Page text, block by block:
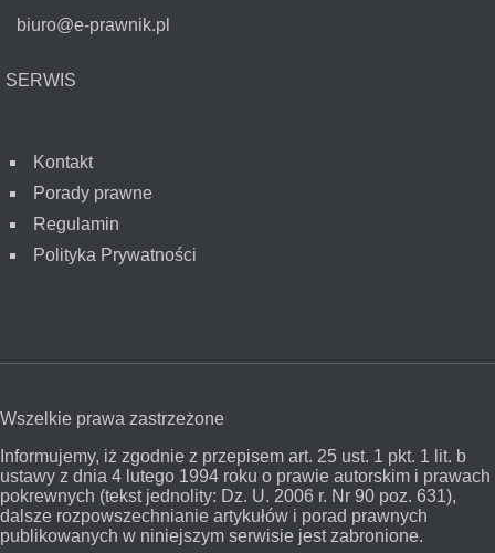
biuro@e-prawnik.pl
SERWIS
Kontakt
Porady prawne
Regulamin
Polityka Prywatności
Wszelkie prawa zastrzeżone
Informujemy, iż zgodnie z przepisem art. 25 ust. 1 pkt. 1 lit. b
ustawy z dnia 4 lutego 1994 roku o prawie autorskim i prawach
pokrewnych (tekst jednolity: Dz. U. 2006 r. Nr 90 poz. 631),
dalsze rozpowszechnianie artykułów i porad prawnych
publikowanych w niniejszym serwisie jest zabronione.